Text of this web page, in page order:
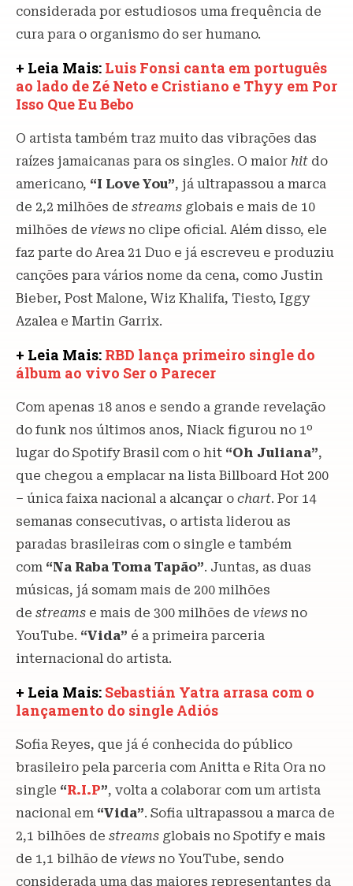
considerada por estudiosos uma frequência de
cura para o organismo do ser humano.
+ Leia Mais: Luis Fonsi canta em português
ao lado de Zé Neto e Cristiano e Thyy em Por
Isso Que Eu Bebo
O artista também traz muito das vibrações das
raízes jamaicanas para os singles. O maior hit do
americano, “I Love You”, já ultrapassou a marca
de 2,2 milhões de streams globais e mais de 10
milhões de views no clipe oficial. Além disso, ele
faz parte do Area 21 Duo e já escreveu e produziu
canções para vários nome da cena, como Justin
Bieber, Post Malone, Wiz Khalifa, Tiesto, Iggy
Azalea e Martin Garrix.
+ Leia Mais: RBD lança primeiro single do
álbum ao vivo Ser o Parecer
Com apenas 18 anos e sendo a grande revelação
do funk nos últimos anos, Niack figurou no 1º
lugar do Spotify Brasil com o hit “Oh Juliana”,
que chegou a emplacar na lista Billboard Hot 200
– única faixa nacional a alcançar o chart. Por 14
semanas consecutivas, o artista liderou as
paradas brasileiras com o single e também
com “Na Raba Toma Tapão”. Juntas, as duas
músicas, já somam mais de 200 milhões
de streams e mais de 300 milhões de views no
YouTube. “Vida” é a primeira parceria
internacional do artista.
+ Leia Mais: Sebastián Yatra arrasa com o
lançamento do single Adiós
Sofia Reyes, que já é conhecida do público
brasileiro pela parceria com Anitta e Rita Ora no
single “R.I.P”, volta a colaborar com um artista
nacional em “Vida”. Sofia ultrapassou a marca de
2,1 bilhões de streams globais no Spotify e mais
de 1,1 bilhão de views no YouTube, sendo
considerada uma das maiores representantes da